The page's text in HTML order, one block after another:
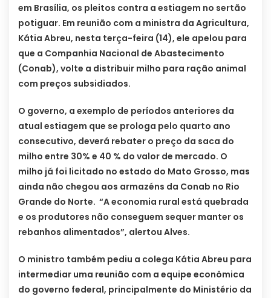
em Brasília, os pleitos contra a estiagem no sertão
potiguar. Em reunião com a ministra da Agricultura,
Kátia Abreu, nesta terça-feira (14), ele apelou para
que a Companhia Nacional de Abastecimento
(Conab), volte a distribuir milho para ração animal
com preços subsidiados.
O governo, a exemplo de períodos anteriores da
atual estiagem que se prologa pelo quarto ano
consecutivo, deverá rebater o preço da saca do
milho entre 30% e 40 % do valor de mercado. O
milho já foi licitado no estado do Mato Grosso, mas
ainda não chegou aos armazéns da Conab no Rio
Grande do Norte. “A economia rural está quebrada
e os produtores não conseguem sequer manter os
rebanhos alimentados”, alertou Alves.
O ministro também pediu a colega Kátia Abreu para
intermediar uma reunião com a equipe econômica
do governo federal, principalmente do Ministério da